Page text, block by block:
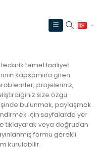
tedarik temel faaliyet
kapsamına giren
projeleriniz,
size özgü
bulunmak, paylaşmak
için sayfalarda yer
tıklayarak veya doğrudan
formu gerekli
kurulabilir.